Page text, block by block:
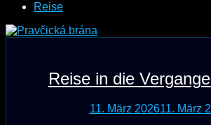
Reise
Reise in die
11. März 202611. März